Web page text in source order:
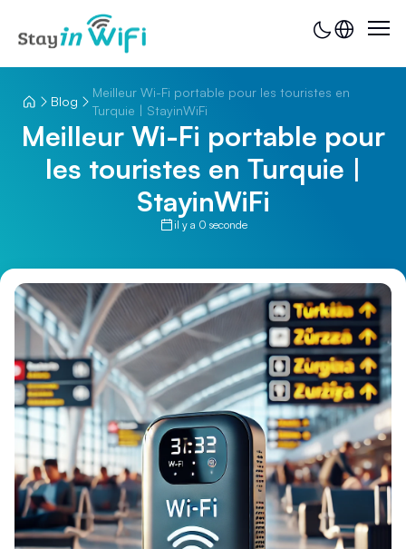
Blog
Meilleur Wi-Fi portable pour les touristes en
Turquie | StayinWiFi
Meilleur Wi-Fi portable pour
les touristes en Turquie |
StayinWiFi
il y a 0 seconde